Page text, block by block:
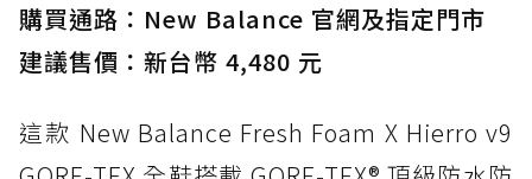
購買通路：New Balance 官網及指定門市
建議售價：新台幣 4,480 元
這款 New Balance Fresh Foam X Hierro v9